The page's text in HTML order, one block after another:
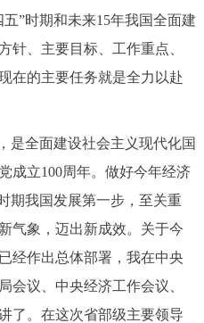
服务 部门服务
政务
我要咨询 我要建议
访谈 图说互动
”时期和未来15年我国全面建
针、主要目标、工作重点、
在的主要任务就是全力以赴
全面建设社会主义现代化国
成立100周年。做好今年经济
期我国发展第一步，至关重
气象，迈出新成效。关于今
经作出总体部署，我在中央
会议、中央经济工作会议、
了。在这次省部级主要领导